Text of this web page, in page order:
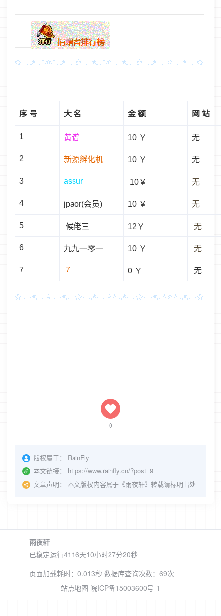
————————————————————————
——
序 号 大 名 金 额 网 站
1 黄谱 10 ￥ 无
2 新源孵化机 10 ￥ 无
3 assur 10￥ 无
4 jpaor(会员) 10 ￥ 无
5 候佬三 12￥ 无
6 九九一零一 10 ￥ 无
7 7 0 ￥ 无
0
版权属于：
RainFly
本文链接：
https://www.rainfly.cn/?post=9
文章声明：
本文版权内容属于《雨夜轩》转载请标明出处
雨夜轩
已稳定运行4116天10小时27分20秒
页面加载耗时：0.013秒 数据库查询次数：69次
站点地图 皖ICP备15003600号-1